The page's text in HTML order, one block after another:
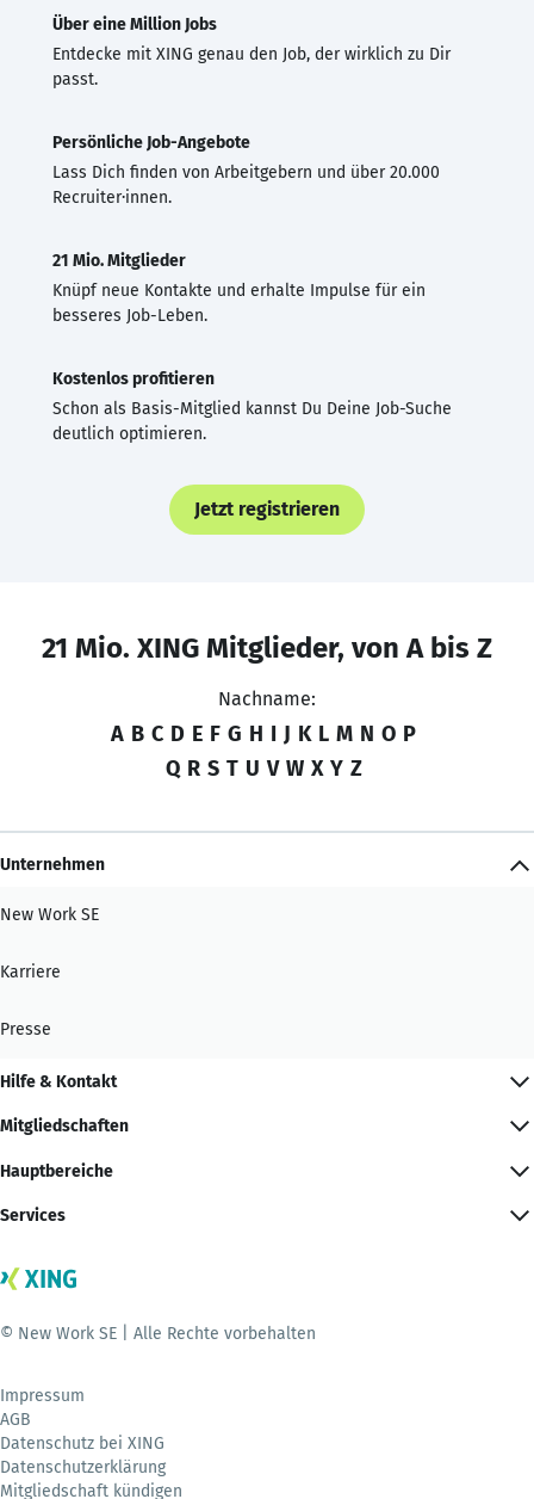
Über eine Million Jobs
Entdecke mit XING genau den Job, der wirklich zu Dir
passt.
Persönliche Job-Angebote
Lass Dich finden von Arbeitgebern und über 20.000
Recruiter·innen.
21 Mio. Mitglieder
Knüpf neue Kontakte und erhalte Impulse für ein
besseres Job-Leben.
Kostenlos profitieren
Schon als Basis-Mitglied kannst Du Deine Job-Suche
deutlich optimieren.
Jetzt registrieren
21 Mio. XING Mitglieder, von A bis Z
Nachname:
A B C D E F G H I J K L M N O P
Q R S T U V W X Y Z
Unternehmen
New Work SE
Karriere
Presse
Hilfe & Kontakt
Mitgliedschaften
Hauptbereiche
Services
© New Work SE | Alle Rechte vorbehalten
Impressum
AGB
Datenschutz bei XING
Datenschutzerklärung
Mitgliedschaft kündigen